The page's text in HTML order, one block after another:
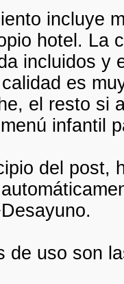
incluye
hotel. La
incluidos y
es
el resto si
infantil
del post,
de uso son